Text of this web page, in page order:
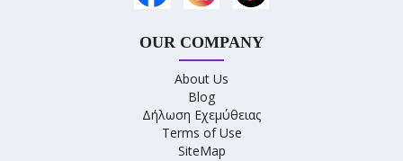
OUR COMPANY
About Us
Blog
Δήλωση Εχεμύθειας
Terms of Use
SiteMap